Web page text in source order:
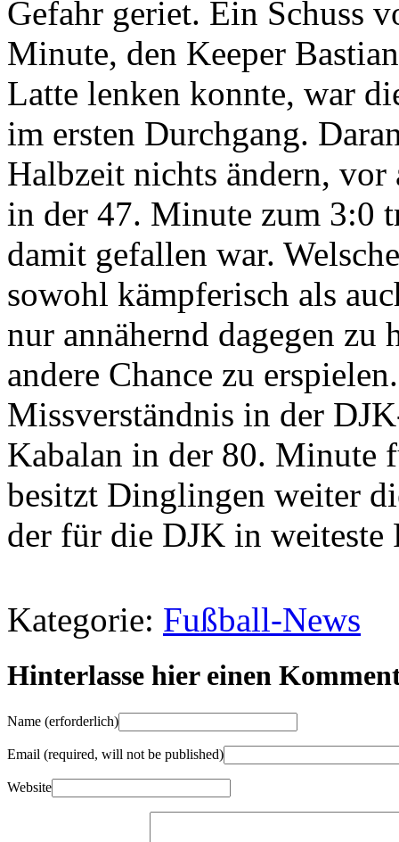
Gefahr geriet. Ein Schuss
Minute, den Keeper
Latte lenken konnte, war
im ersten Durchgang.
Halbzeit nichts ändern,
in der 47. Minute zum 3:0
damit gefallen war.
sowohl kämpferisch als
nur annähernd dagegen zu
andere Chance zu
Missverständnis in der
Kabalan in der 80. Minute
besitzt Dinglingen weiter
der für die DJK in weiteste
Kategorie: Fußball-News
Hinterlasse hier einen
Name (erforderlich)
Email (required, will not be published)
Website